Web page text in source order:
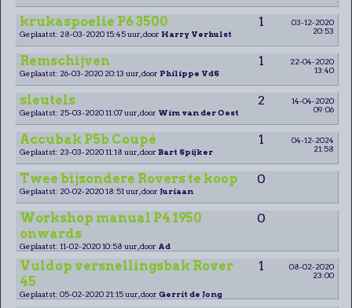
krukaspoelie P6 3500 1
03-12-2020
20:53
Geplaatst: 28-03-2020 15:45 uur, door Harry Verhulst
Remschijven 1
22-04-2020
13:40
Geplaatst: 26-03-2020 20:13 uur, door Philippe VdS
sleutels 2
14-04-2020
09:06
Geplaatst: 25-03-2020 11:07 uur, door Wim van der Oest
Accubak P5b Coupé 1
04-12-2024
21:58
Geplaatst: 23-03-2020 11:18 uur, door Bart Spijker
Twee bijzondere Rovers te koop 0
Geplaatst: 20-02-2020 18:51 uur, door Juriaan
Workshop manual P4 1950
onwards
0
Geplaatst: 11-02-2020 10:58 uur, door Ad
Vuldop versnellingsbak Rover
45
1
08-02-2020
23:00
Geplaatst: 05-02-2020 21:15 uur, door Gerrit de Jong